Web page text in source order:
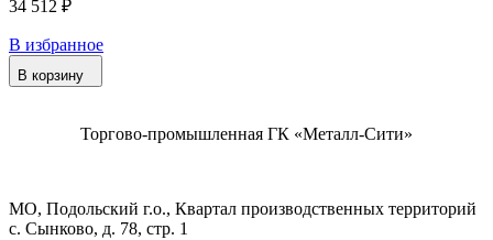
34 512 ₽
В избранное
В корзину
Торгово-промышленная ГК «Металл-Сити»
МО, Подольский г.о., Квартал производственных территорий
с. Сынково, д. 78, стр. 1